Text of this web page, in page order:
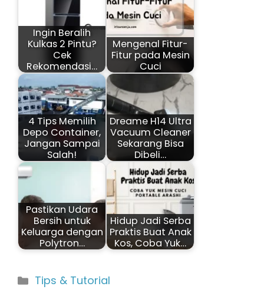
Ingin Beralih
Kulkas 2 Pintu?
Cek
Rekomendasi…
Mengenal Fitur-
Fitur pada Mesin
Cuci
4 Tips Memilih
Depo Container,
Jangan Sampai
Salah!
Dreame H14 Ultra
Vacuum Cleaner
Sekarang Bisa
Dibeli…
Pastikan Udara
Bersih untuk
Keluarga dengan
Polytron…
Hidup Jadi Serba
Praktis Buat Anak
Kos, Coba Yuk…
Kategori
Tips & Tutorial